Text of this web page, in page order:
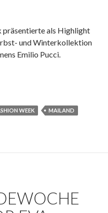
präsentierte als Highlight
und Winterkollektion
Emilio Pucci.
WEEK
MAILAND